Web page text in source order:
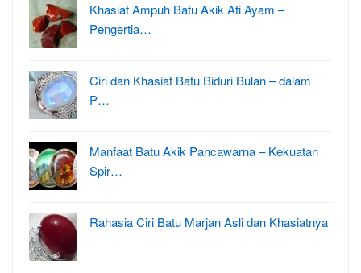
Khasiat Ampuh Batu Akik Ati Ayam –
Pengertia…
Ciri dan Khasiat Batu Biduri Bulan – dalam
P…
Manfaat Batu Akik Pancawarna – Kekuatan
Spir…
Rahasia Ciri Batu Marjan Asli dan Khasiatnya